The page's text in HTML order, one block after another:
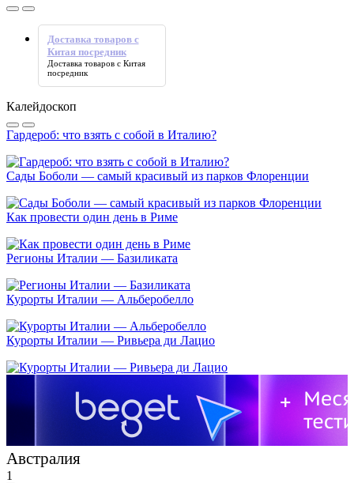
Доставка товаров с
Китая посредник
Доставка товаров с Китая
посредник
Калейдоскоп
Гардероб: что взять с собой в Италию?
Сады Боболи — самый красивый из парков Флоренции
Как провести один день в Риме
Регионы Италии — Базиликата
Курорты Италии — Альберобелло
Курорты Италии — Ривьера ди Лацио
Австралия
1